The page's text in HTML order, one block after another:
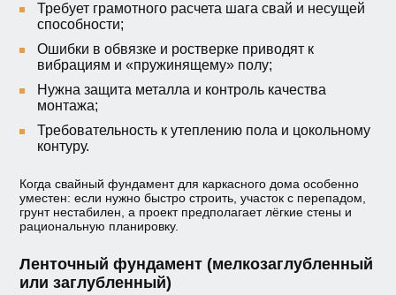
Требует грамотного расчета шага свай и несущей
способности;
Ошибки в обвязке и ростверке приводят к
вибрациям и «пружинящему» полу;
Нужна защита металла и контроль качества
монтажа;
Требовательность к утеплению пола и цокольному
контуру.
Когда свайный фундамент для каркасного дома особенно
уместен: если нужно быстро строить, участок с перепадом,
грунт нестабилен, а проект предполагает лёгкие стены и
рациональную планировку.
Ленточный фундамент (мелкозаглубленный
или заглубленный)